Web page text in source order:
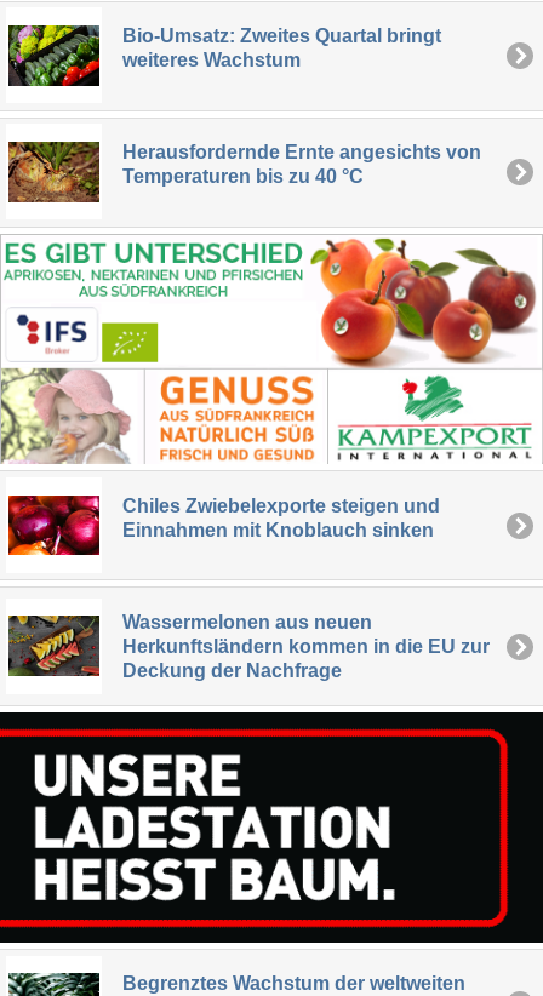
Bio-Umsatz: Zweites Quartal bringt
weiteres Wachstum
Herausfordernde Ernte angesichts von
Temperaturen bis zu 40 °C
Chiles Zwiebelexporte steigen und
Einnahmen mit Knoblauch sinken
Wassermelonen aus neuen
Herkunftsländern kommen in die EU zur
Deckung der Nachfrage
Begrenztes Wachstum der weltweiten